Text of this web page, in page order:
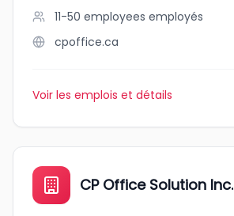
11-50 employees employés
cpoffice.ca
Voir les emplois et détails
CP Office Solution Inc.